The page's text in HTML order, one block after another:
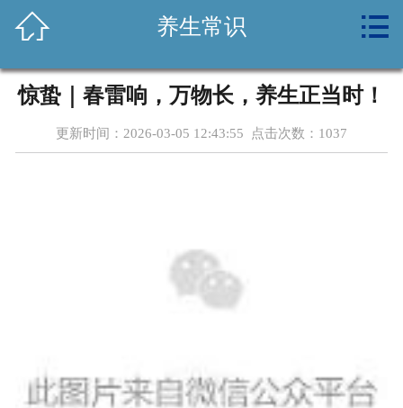
关于我们
诚聘英才
 养生常识 
惊蛰｜春雷响，万物长，养生正当时！
更新时间：2026-03-05 12:43:55 点击次数： 1037